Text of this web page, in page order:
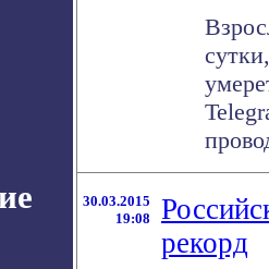
30.03.2015
19:08
рекорд